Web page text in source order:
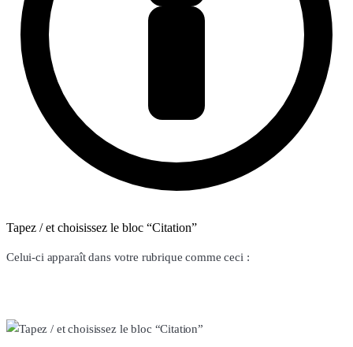
Tapez / et choisissez le bloc “Citation”
Celui-ci apparaît dans votre rubrique comme ceci :